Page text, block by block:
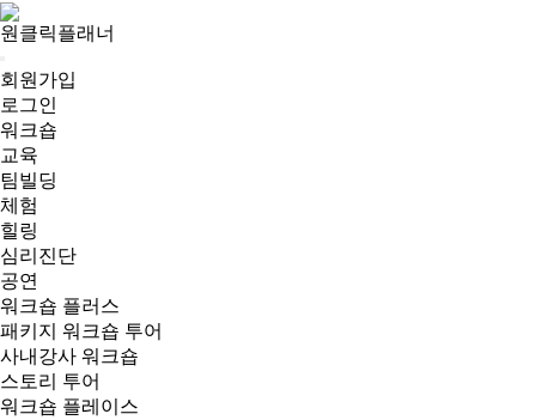
원클릭플래너
회원가입
로그인
워크숍
교육
팀빌딩
체험
힐링
심리진단
공연
워크숍 플러스
패키지 워크숍 투어
사내강사 워크숍
스토리 투어
워크숍 플레이스